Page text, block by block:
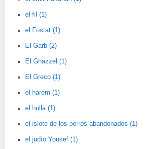
el fil (1)
el Fostat (1)
El Garb (2)
El Ghazzel (1)
El Greco (1)
el harem (1)
el hulla (1)
el islote de los perros abandonados (1)
el judío Yousef (1)